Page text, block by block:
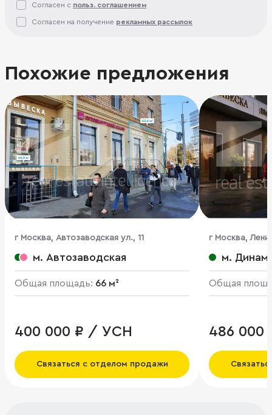
Согласен с польз. соглашением
Согласен на получение рекламных рассылок
Похожие предложения
г Москва, Автозаводская ул., 11
м. Автозаводская
Общая площадь: 66 м²
400 000 ₽ / УСН
Связаться с отделом продажи
г Москва,
м.
Общая
486